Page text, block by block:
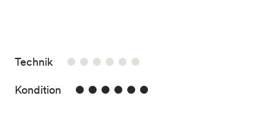
Technik/6
Kondition 6/6